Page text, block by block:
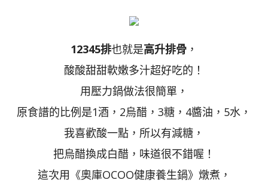
12345排也就是高升排骨 ，
酸酸甜甜軟嫩多汁超好吃的！
用壓力鍋做法很簡單，
原食譜的比例是1酒，2烏醋，3糖，4醬油，5水，
我喜歡酸一點，所以有減糖，
把烏醋換成白醋，味道很不錯喔！
這次用《奧庫OCOO健康養生鍋》燉煮，